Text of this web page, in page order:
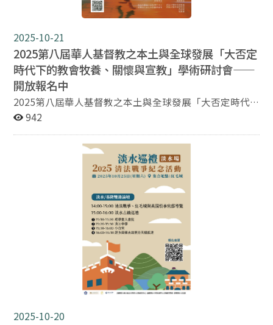
2025-10-21
2025第八屆華人基督教之本土與全球發展「大否定
時代下的教會牧養、關懷與宣教」學術研討會——
開放報名中
2025第八屆華人基督教之本土與全球發展「大否定時代
下的教會牧養、關懷與宣教」學術研討會 －－開放報名中
成立以來，一直以探索華人神學與華人教會處境為主要的
特色；我們想問的不是對於這些政治社會經濟文化環境等
問題的解答，而是在華人神學研究與教會牧養的經驗當
中，是否能找出超越與突破當代「否定文化」危機的解
個人權威與相對主義精神習習相關，而這種傳統鼓勵出來
的二元對立習性，又在家庭原子化、傳播數位化、與意見
同溫層化的環境大中不斷地被激化，在西方社會與教會陷
入「否定文化」危機的當下，華人神學是否能提出不一樣
的觀點、華人教會是否能夠扮演不同的角色？ 這些答案的
追尋，一直是這個國際研討會不變的宗旨，也在過去不斷
地有難能可貴的研究成果集結出版。本屆研討會，邀集國
的最新研究成果，誠摯邀請所有關心此議題的學者與弟兄
942
2025-10-20